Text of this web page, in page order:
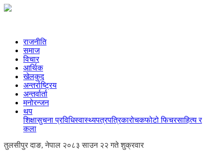
राजनीति
समाज
विचार
आर्थिक
खेलकुद
अन्तर्राष्ट्रिय
अन्तर्वार्ता
मनोरन्जन
थप
शिक्षासुचना प्रविधिस्वास्थ्यपत्रपत्रिकारोचकफोटो फिचरसाहित्य र
कला
तुलसीपुर दाङ, नेपाल २०८३ साउन २२ गते शुक्रवार